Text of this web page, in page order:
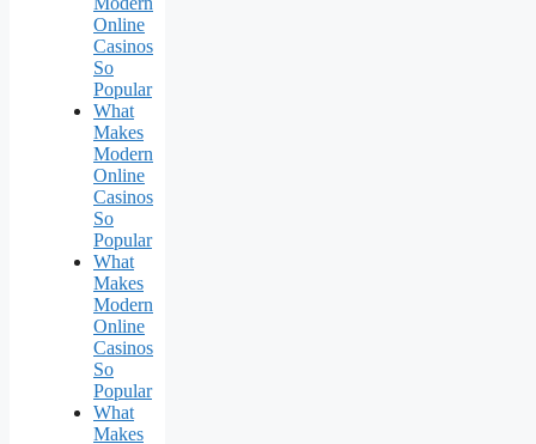
Online
Casinos
So
Popular
What
Makes
Modern
Online
Casinos
So
Popular
What
Makes
Modern
Online
Casinos
So
Popular
What
Makes